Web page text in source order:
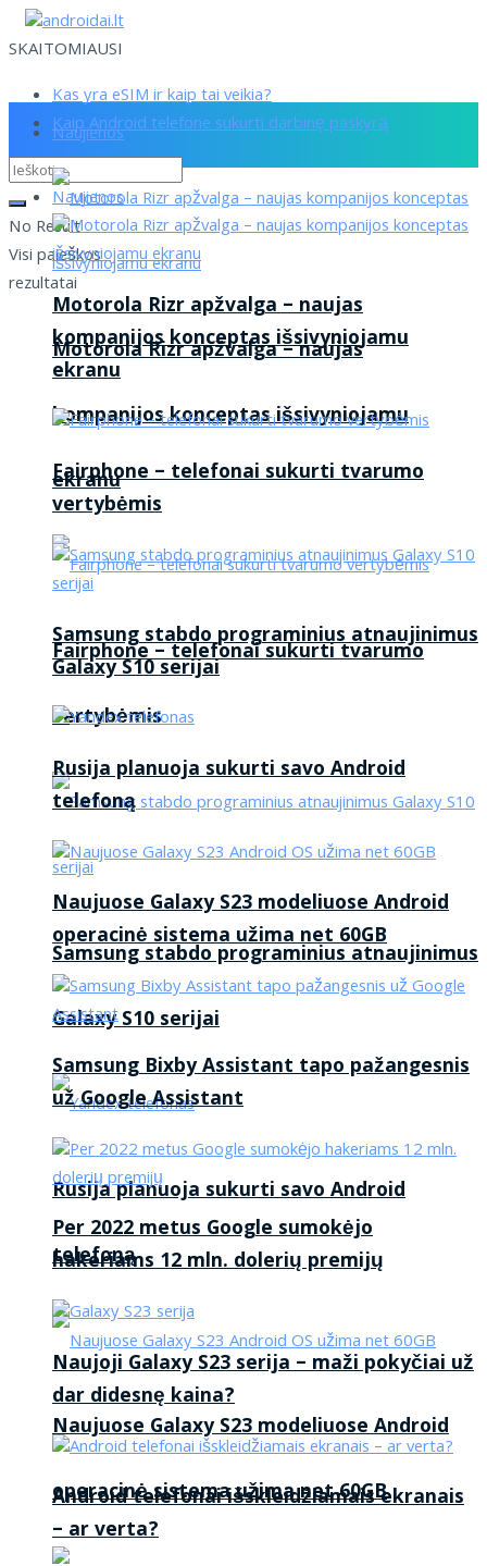
SKAITOMIAUSI
Kas yra eSIM ir kaip tai veikia?
Kaip Android telefone sukurti darbinę paskyrą
No Result
Visi paieškos
rezultatai
Naujienos
Motorola Rizr apžvalga – naujas
kompanijos konceptas išsivyniojamu
ekranu
Fairphone – telefonai sukurti tvarumo
vertybėmis
Samsung stabdo programinius atnaujinimus
Galaxy S10 serijai
Rusija planuoja sukurti savo Android
telefoną
Naujuose Galaxy S23 modeliuose Android
operacinė sistema užima net 60GB
Naujienos
Motorola Rizr apžvalga – naujas
kompanijos konceptas išsivyniojamu
ekranu
Fairphone – telefonai sukurti tvarumo
vertybėmis
Samsung stabdo programinius atnaujinimus
Galaxy S10 serijai
Rusija planuoja sukurti savo Android
telefoną
Naujuose Galaxy S23 modeliuose Android
operacinė sistema užima net 60GB
Samsung Bixby Assistant tapo pažangesnis
už Google Assistant
Per 2022 metus Google sumokėjo
hakeriams 12 mln. dolerių premijų
Naujoji Galaxy S23 serija – maži pokyčiai už
dar didesnę kaina?
Android telefonai išskleidžiamais ekranais
– ar verta?